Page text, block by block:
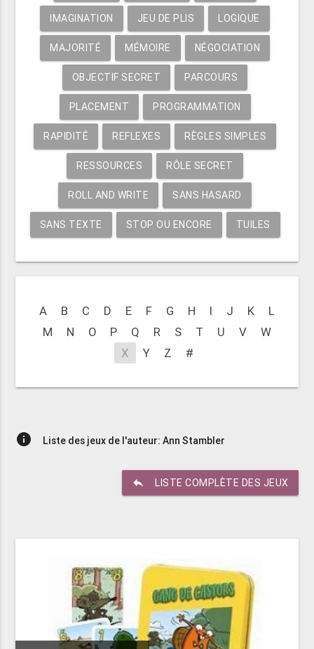
IMAGINATION JEU DE PLIS LOGIQUE
MAJORITÉ MÉMOIRE NÉGOCIATION
OBJECTIF SECRET PARCOURS
PLACEMENT PROGRAMMATION
RAPIDITÉ REFLEXES RÈGLES SIMPLES
RESSOURCES RÔLE SECRET
ROLL AND WRITE SANS HASARD
SANS TEXTE STOP OU ENCORE TUILES
A B C D E F G H I J K
L
M
N O P Q R S T U V
W
X
Y Z #
info Liste des jeux de l'auteur: Ann Stambler
reply LISTE COMPLÈTE DES JEUX